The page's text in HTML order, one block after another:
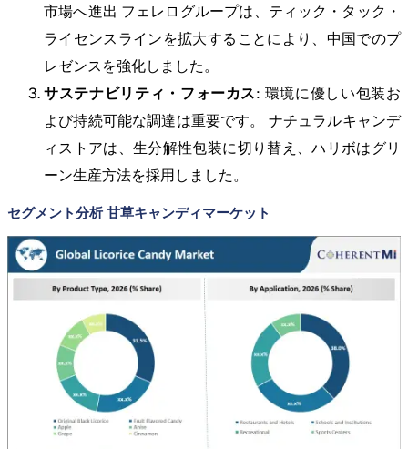
市場へ進出 フェレログループは、ティック・タック・
ライセンスラインを拡大することにより、中国でのプ
レゼンスを強化しました。
サステナビリティ・フォーカス: 環境に優しい包装お
よび持続可能な調達は重要です。 ナチュラルキャンデ
ィストアは、生分解性包装に切り替え、ハリボはグリ
ーン生産方法を採用しました。
セグメント分析 甘草キャンディマーケット